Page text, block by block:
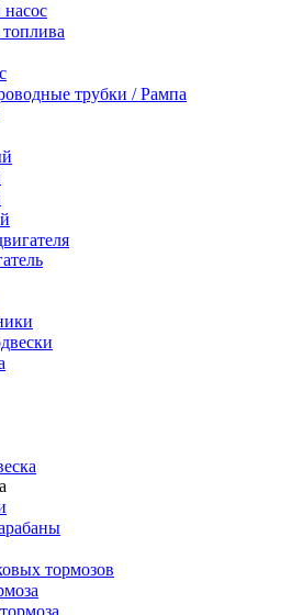
трубки / Рампа
тормозов